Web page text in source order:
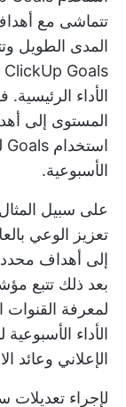
تتماشى مع
المدى الطويل
ClickUp Goals
الأداء
المستوى إلى
الأسبوعية.
على سبيل
تعزيز الوعي
إلى أهداف
بعد ذلك تتبع
لمعرفة القنوات
الأداء
الإعلاني وعائد
لإجراء تعديلات